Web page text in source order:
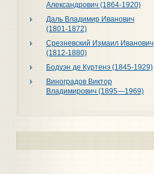
Александрович (1864-1920)
Даль Владимир Иванович
(1801-1872)
Срезневский Измаил Иванович
(1812-1880)
Бодуэн де Куртенэ (1845-1929)
Виноградов Виктор
Владимирович (1895—1969)